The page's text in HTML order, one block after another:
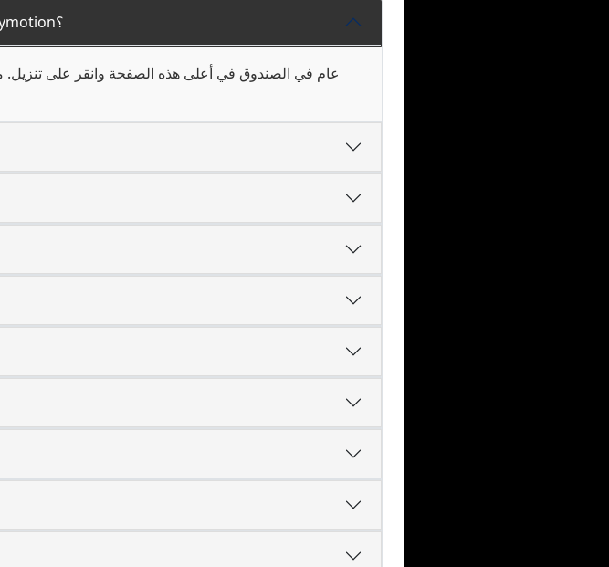
1. كيف يمكنني استخدام برنامج التنزيل لحفظ المحتوى من Dailymotion؟